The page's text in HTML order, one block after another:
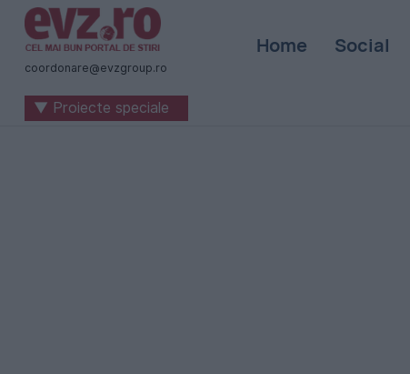
Știri
naționale
internaționale
coordonare@evzgroup.ro
Home Social
▼ Proiecte speciale